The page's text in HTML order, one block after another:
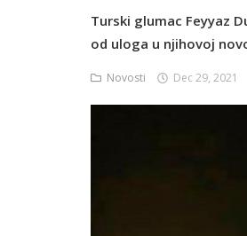
Turski glumac Feyyaz
od uloga u njihovoj
Novosti Dec 29, 2021